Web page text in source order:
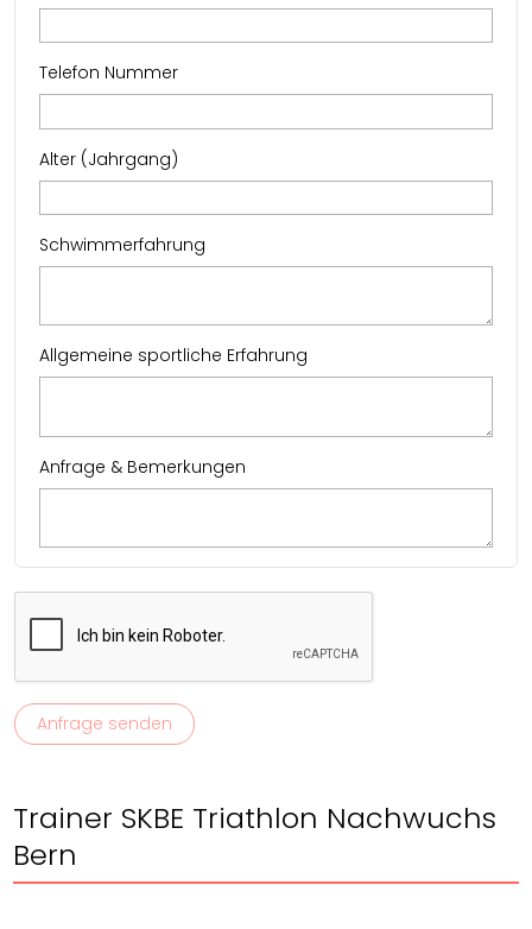
Telefon Nummer
Alter (Jahrgang)
Schwimmerfahrung
Allgemeine sportliche Erfahrung
Anfrage & Bemerkungen
Trainer SKBE Triathlon Nachwuchs
Bern